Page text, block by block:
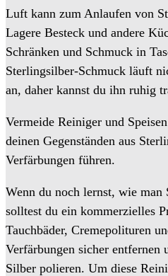
Luft kann zum Anlaufen von
Lagere Besteck und andere
Schränken und Schmuck in
Sterlingsilber-Schmuck läuft
an, daher kannst du ihn ruhig
Vermeide Reiniger und
deinen Gegenständen aus
Verfärbungen führen.
Wenn du noch lernst, wie
solltest du ein kommerzielles
Tauchbäder, Cremepolituren
Verfärbungen sicher
Silber polieren. Um diese